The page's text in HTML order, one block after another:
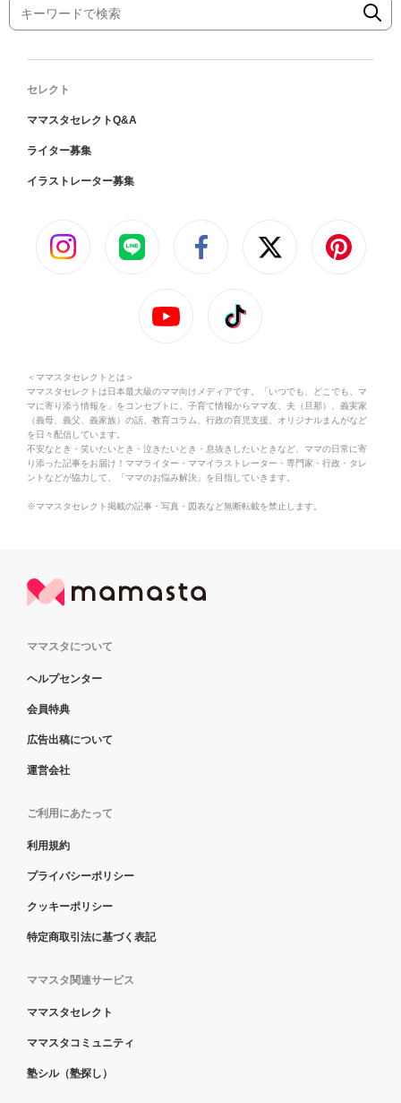
セレクト
ママスタセレクトQ&A
ライター募集
イラストレーター募集
＜ママスタセレクトとは＞
ママスタセレクトは日本最大級のママ向けメディアです。「いつでも、どこでも、マ
マに寄り添う情報を」をコンセプトに、子育て情報からママ友、夫（旦那）、義実家
（義母、義父、義家族）の話、教育コラム、行政の育児支援、オリジナルまんがなど
を日々配信しています。
不安なとき・笑いたいとき・泣きたいとき・息抜きしたいときなど、ママの日常に寄
り添った記事をお届け！ママライター・ママイラストレーター・専門家・行政・タレ
ントなどが協力して、「ママのお悩み解決」を目指していきます。
※ママスタセレクト掲載の記事・写真・図表など無断転載を禁止します。
ママスタについて
ヘルプセンター
会員特典
広告出稿について
運営会社
ご利用にあたって
利用規約
プライバシーポリシー
クッキーポリシー
特定商取引法に基づく表記
ママスタ関連サービス
ママスタセレクト
ママスタコミュニティ
塾シル（塾探し）